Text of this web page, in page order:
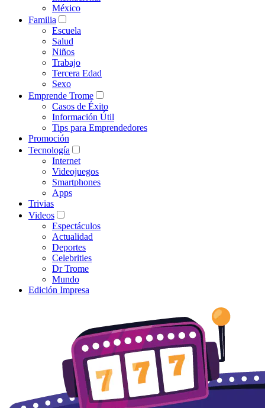
México
Familia
Escuela
Salud
Niños
Trabajo
Tercera Edad
Sexo
Emprende Trome
Casos de Éxito
Información Útil
Tips para Emprendedores
Promoción
Tecnología
Internet
Videojuegos
Smartphones
Apps
Trivias
Videos
Espectáculos
Actualidad
Deportes
Celebrities
Dr Trome
Mundo
Edición Impresa